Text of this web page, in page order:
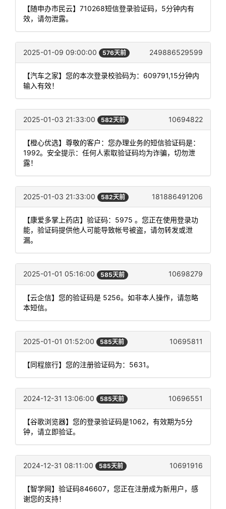
【随申办市民云】710268短信登录验证码，5分钟内有
效，请勿泄露。
2025-01-09 09:00:00 576天前 249886529599
【汽车之家】您的本次登录校验码为：609791,15分钟内
输入有效！
2025-01-03 21:33:00 582天前 10694822
【橙心优选】尊敬的客户：您办理业务的短信验证码是：
1992。安全提示：任何人索取验证码均为诈骗，切勿泄
露！
2025-01-03 21:33:00 582天前 181886491206
【康爱多掌上药店】验证码：5975 。您正在使用登录功
能，验证码提供他人可能导致帐号被盗，请勿转发或泄
漏。
2025-01-01 05:16:00 585天前 10698279
【云企信】您的验证码是 5256。如非本人操作，请忽略
本短信。
2025-01-01 01:52:00 585天前 10695811
【同程旅行】您的注册验证码为：5631。
2024-12-31 13:06:00 585天前 10696551
【谷歌浏览器】您的登录验证码是1062，有效期为5分
钟，请立即验证。
2024-12-31 08:11:00 585天前 10691916
【智学网】验证码846607，您正在注册成为新用户，感
谢您的支持！